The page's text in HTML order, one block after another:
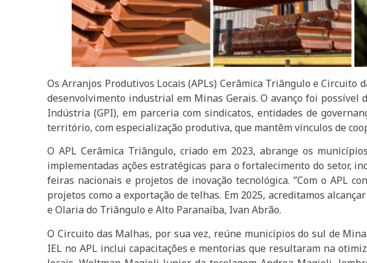
Os Arranjos Produtivos Locais (APLs) Cerâmica Triângulo e
desenvolvimento industrial em Minas Gerais. O avanço foi possível
Indústria (GPI), em parceria com sindicatos, entidades de
território, com especialização produtiva, que mantêm vínculos de
O APL Cerâmica Triângulo, criado em 2023, abrange os
implementadas ações estratégicas para o fortalecimento do setor,
feiras nacionais e projetos de inovação tecnológica. ”Com o APL
projetos como a exportação de telhas. Em 2025, acreditamos
e Olaria do Triângulo e Alto Paranaíba, Ivan Abrão.
O Circuito das Malhas, por sua vez, reúne municípios do sul de
IEL no APL inclui capacitações e mentorias que resultaram na